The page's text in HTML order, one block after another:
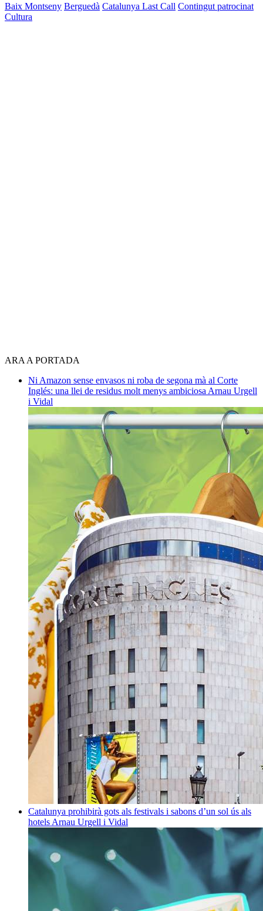
Baix Montseny Berguedà Catalunya Last Call Contingut patrocinat
Cultura
ARA A PORTADA
Ni Amazon sense envasos ni roba de segona mà al Corte
Inglés: una llei de residus molt menys ambiciosa Arnau Urgell
i Vidal
Catalunya prohibirà gots als festivals i sabons d’un sol ús als
hotels Arnau Urgell i Vidal